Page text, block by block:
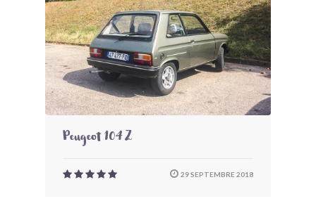
Peugeot 104 Z
29 SEPTEMBRE 2018